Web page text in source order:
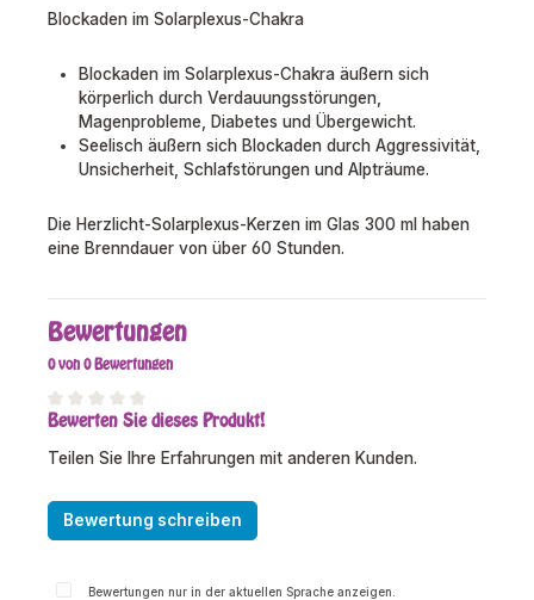
Blockaden im Solarplexus-Chakra
Blockaden im Solarplexus-Chakra äußern sich
körperlich durch Verdauungsstörungen,
Magenprobleme, Diabetes und Übergewicht.
Seelisch äußern sich Blockaden durch Aggressivität,
Unsicherheit, Schlafstörungen und Alpträume.
Die Herzlicht-Solarplexus-Kerzen im Glas 300 ml haben
eine Brenndauer von über 60 Stunden.
Bewertungen
0 von 0 Bewertungen
Durchschnittliche Bewertung von 0 von 5 Sternen
Bewerten Sie dieses Produkt!
Teilen Sie Ihre Erfahrungen mit anderen Kunden.
Bewertung schreiben
Bewertungen nur in der aktuellen Sprache anzeigen.